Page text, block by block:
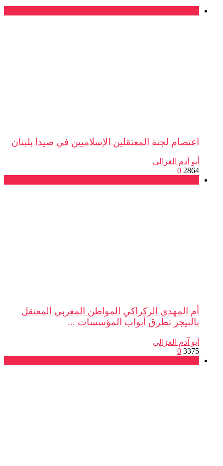
نافذة على العالم
اعتصام لجنة المعتقلين الإسلاميين في صيدا بلبنان
أبو آدم الغزالي
0
نافذة على العالم
أم المهدي الركراكي المواطن المغربي المعتقل
بالنيجر تطرق أبواب المؤسسات ...
أبو آدم الغزالي
0
نافذة على العالم